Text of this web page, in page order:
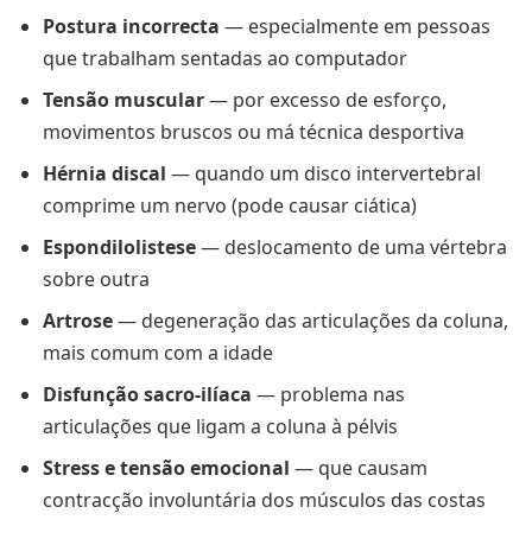
Postura incorrecta — especialmente em pessoas
que trabalham sentadas ao computador
Tensão muscular— por excesso de esforço,
movimentos bruscos ou má técnica desportiva
Hérnia discal — quando um disco intervertebral
comprime um nervo (pode causar ciática)
Espondilolistese— deslocamento de uma vértebra
sobre outra
Artrose— degeneração das articulações da coluna,
mais comum com a idade
Disfunção sacro-ilíaca — problema nas
articulações que ligam a coluna à pélvis
Stress e tensão emocional — que causam
contracção involuntária dos músculos das costas